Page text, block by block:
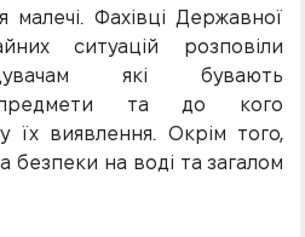
Фахівці Державної
ситуацій розповіли
які бувають
предмети та до кого
їх виявлення. Окрім того,
безпеки на воді та загалом